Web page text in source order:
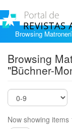
Browsing
Browsing
"Büchner-
Now showing items